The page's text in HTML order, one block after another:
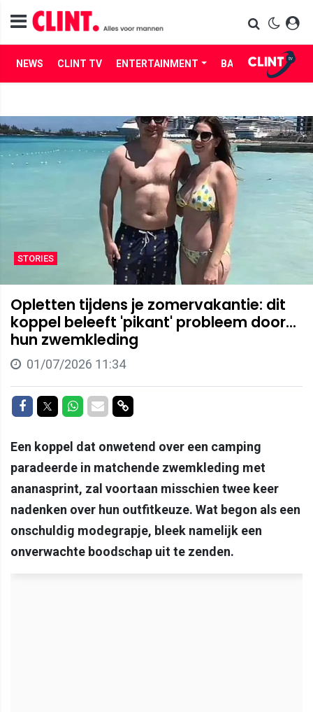
NEWS CLINT TV ENTERTAINMENT BABES LIFE
STORIES
Opletten tijdens je zomervakantie: dit
koppel beleeft 'pikant' probleem door...
hun zwemkleding
01/07/2026 11:34
Delen op Facebook
Delen op Twitter
Delen op Whatsapp
Delen via Mail
Delen via link
Een koppel dat onwetend over een camping
paradeerde in matchende zwemkleding met
ananasprint, zal voortaan misschien twee keer
nadenken over hun outfitkeuze. Wat begon als een
onschuldig modegrapje, bleek namelijk een
onverwachte boodschap uit te zenden.